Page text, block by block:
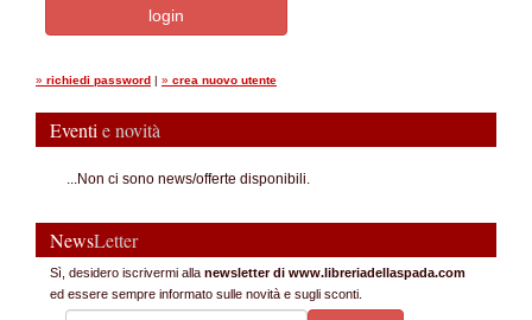
» richiedi password | » crea nuovo utente
Eventi e novità
...Non ci sono news/offerte disponibili.
NewsLetter
Sì, desidero iscrivermi alla newsletter di www.libreriadellaspada.com
ed essere sempre informato sulle novità e sugli sconti.